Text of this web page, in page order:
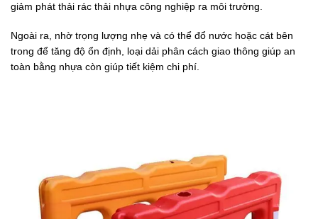
giảm phát thải rác thải nhựa công nghiệp ra môi trường.
Ngoài ra, nhờ trọng lượng nhẹ và có thể đổ nước hoặc cát bên
trong để tăng độ ổn định, loại dải phân cách giao thông giúp an
toàn bằng nhựa còn giúp tiết kiệm chi phí.